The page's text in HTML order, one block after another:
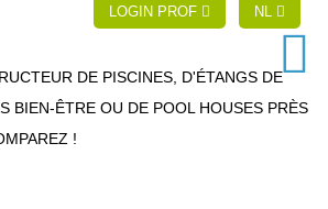
LOGIN PROF NL
DE PISCINES, D'ÉTANGS DE
BIEN-ÊTRE OU DE POOL HOUSES PRÈS
!